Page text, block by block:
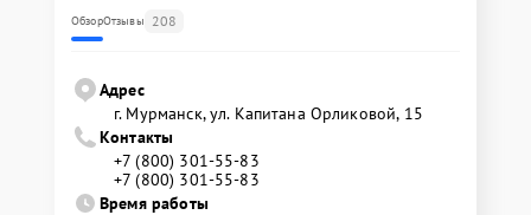
ОбзорОтзывы 208
Адрес
г. Мурманск, ул. Капитана Орликовой, 15
Контакты
+7 (800) 301-55-83
+7 (800) 301-55-83
Время работы